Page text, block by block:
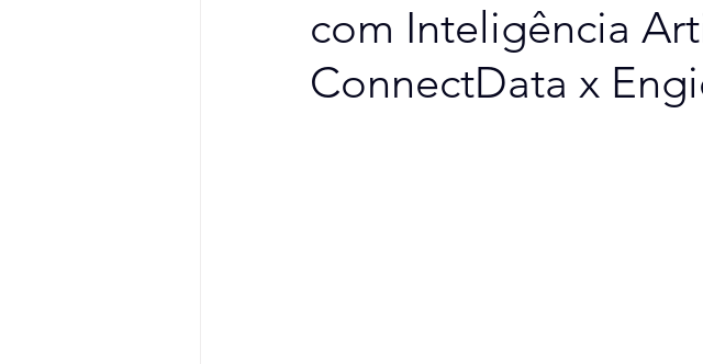
com Inteligência
ConnectData x